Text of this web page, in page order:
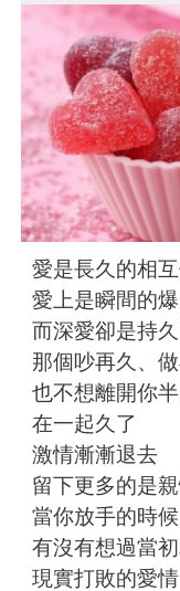
愛是長久的相
愛上是瞬間的
而深愛卻是持
那個吵再久、
也不想離開你
在一起久了
激情漸漸退去
留下更多的是
當你放手的時候
有沒有想過當
現實打敗的愛情